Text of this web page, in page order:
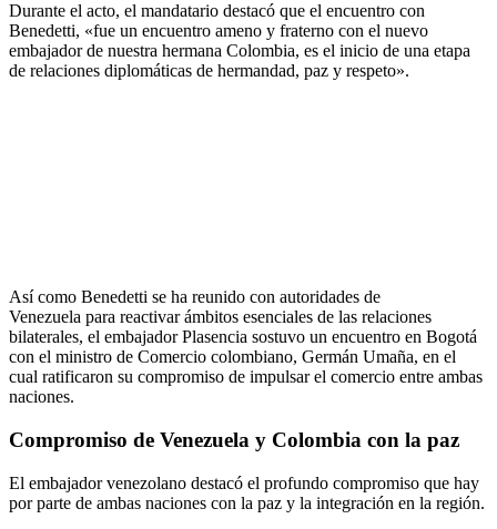
Durante el acto, el mandatario destacó que el encuentro con
Benedetti, «fue un encuentro ameno y fraterno con el nuevo
embajador de nuestra hermana Colombia, es el inicio de una etapa
de relaciones diplomáticas de hermandad, paz y respeto».
Así como Benedetti se ha reunido con autoridades de
Venezuela para reactivar ámbitos esenciales de las relaciones
bilaterales, el embajador Plasencia sostuvo un encuentro en Bogotá
con el ministro de Comercio colombiano, Germán Umaña, en el
cual ratificaron su compromiso de impulsar el comercio entre ambas
naciones.
Compromiso de Venezuela y Colombia con la paz
El embajador venezolano destacó el profundo compromiso que hay
por parte de ambas naciones con la paz y la integración en la región.